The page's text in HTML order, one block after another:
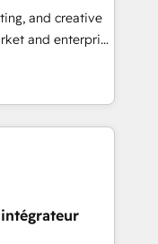
Sage or
DocuSign or
🔄 any
Website and
"HubScrub" Tool.
and creative
and enterprise
that turn
in 2024,
the ecosystem,
delivering
in the UK, USA,